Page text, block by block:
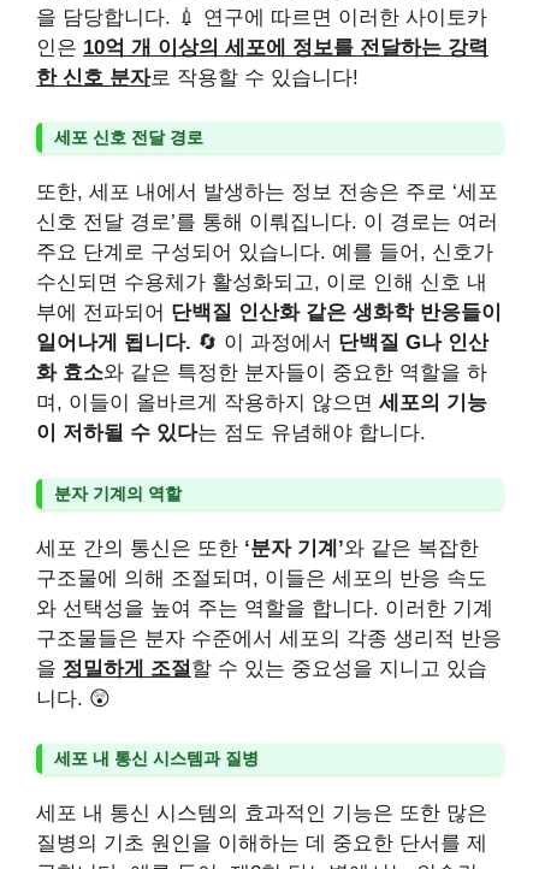
을 담당합니다. 💉 연구에 따르면 이러한 사이토카
인은 10억 개 이상의 세포에 정보를 전달하는 강력
한 신호 분자로 작용할 수 있습니다!
세포 신호 전달 경로
또한, 세포 내에서 발생하는 정보 전송은 주로 ‘세포
신호 전달 경로’를 통해 이뤄집니다. 이 경로는 여러
주요 단계로 구성되어 있습니다. 예를 들어, 신호가
수신되면 수용체가 활성화되고, 이로 인해 신호 내
부에 전파되어 단백질 인산화 같은 생화학 반응들이
일어나게 됩니다. 🔄 이 과정에서 단백질 G나 인산
화 효소와 같은 특정한 분자들이 중요한 역할을 하
며, 이들이 올바르게 작용하지 않으면 세포의 기능
이 저하될 수 있다는 점도 유념해야 합니다.
분자 기계의 역할
세포 간의 통신은 또한 ‘분자 기계’와 같은 복잡한
구조물에 의해 조절되며, 이들은 세포의 반응 속도
와 선택성을 높여 주는 역할을 합니다. 이러한 기계
구조물들은 분자 수준에서 세포의 각종 생리적 반응
을 정밀하게 조절 할 수 있는 중요성을 지니고 있습
니다. 😲
세포 내 통신 시스템과 질병
세포 내 통신 시스템의 효과적인 기능은 또한 많은
질병의 기초 원인을 이해하는 데 중요한 단서를 제